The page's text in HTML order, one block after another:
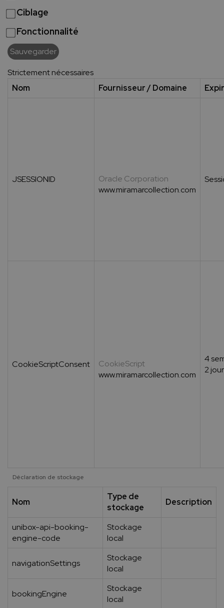
Ciblage
Fonctionnalité
Sauvegarder
Strictement nécessaires
Nom
Fournisseur / Domaine
JSESSIONID
Oracle Corporation
www.miramarcollection.com
CookieScriptConsent
CookieScript
www.miramarcollection.com
4
2
Déclaration de stockage
Nom
Type de
stockage
Description
unibox-api-booking-
engine-code
Stockage
local
navigationSettings
Stockage
local
bookingEngine
Stockage
local